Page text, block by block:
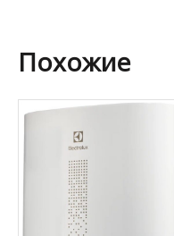
Похожие